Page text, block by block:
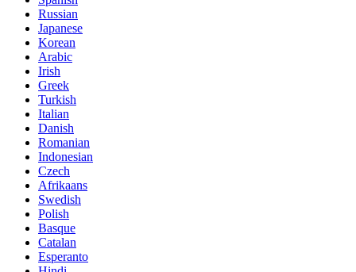
Russian
Japanese
Korean
Arabic
Irish
Greek
Turkish
Italian
Danish
Romanian
Indonesian
Czech
Afrikaans
Swedish
Polish
Basque
Catalan
Esperanto